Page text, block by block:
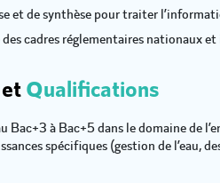
et de synthèse pour traiter
cadres réglementaires nationaux
Qualifications
Bac+3 à Bac+5 dans le domaine de
spécifiques (gestion de l’eau,